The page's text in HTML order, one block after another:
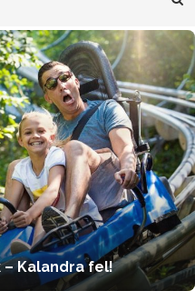
– Kalandra fel!